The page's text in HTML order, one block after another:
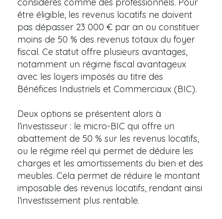
considérés comme des professionnels. Pour
être éligible, les revenus locatifs ne doivent
pas dépasser 23 000 € par an ou constituer
moins de 50 % des revenus totaux du foyer
fiscal. Ce statut offre plusieurs avantages,
notamment un régime fiscal avantageux
avec les loyers imposés au titre des
Bénéfices Industriels et Commerciaux (BIC).
Deux options se présentent alors à
l’investisseur : le micro-BIC qui offre un
abattement de 50 % sur les revenus locatifs,
ou le régime réel qui permet de déduire les
charges et les amortissements du bien et des
meubles. Cela permet de réduire le montant
imposable des revenus locatifs, rendant ainsi
l’investissement plus rentable.